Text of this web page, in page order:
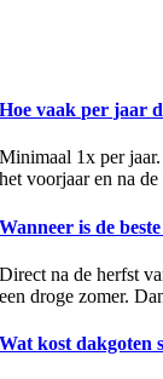
Hoe vaak per jaar
Minimaal 1x per
het voorjaar en na
Wanneer is de
Direct na de herfst
een droge zomer.
Wat kost dakgoten